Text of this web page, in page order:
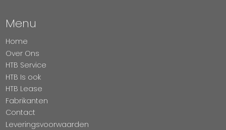
Menu
Home
Over Ons
HTB Service
HTB Is ook
HTB Lease
Fabrikanten
Contact
Leveringsvoorwaarden